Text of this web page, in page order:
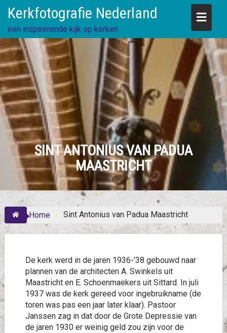
content
Kerkfotografie Nederland
een inspirerende kijk op kerken
SINT ANTONIUS VAN PADUA
MAASTRICHT
Home Sint Antonius van Padua Maastricht
De kerk werd in de jaren 1936-’38 gebouwd naar
plannen van de architecten A. Swinkels uit
Maastricht en E. Schoenmaekers uit Sittard. In juli
1937 was de kerk gereed voor ingebruikname (de
toren was pas een jaar later klaar). Pastoor
Janssen zag in dat door de Grote Depressie van
de jaren 1930 er weinig geld zou zijn voor de